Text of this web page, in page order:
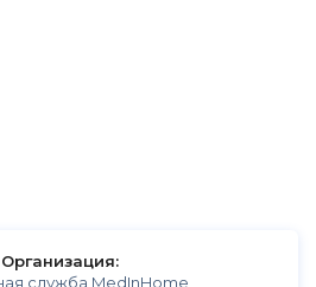
Организация:
служба MedInHome